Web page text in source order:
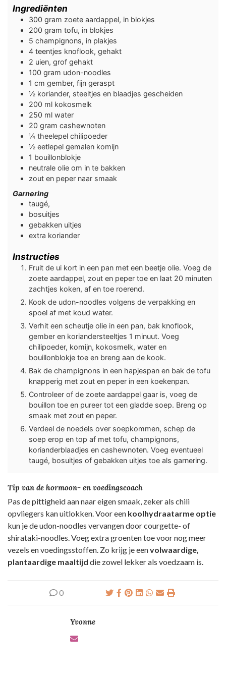
Ingrediënten
300 gram zoete aardappel, in blokjes
200 gram tofu, in blokjes
5 champignons, in plakjes
4 teentjes knoflook, gehakt
2 uien, grof gehakt
100 gram udon-noodles
1 cm gember, fijn geraspt
½ koriander, steeltjes en blaadjes gescheiden
200 ml kokosmelk
250 ml water
20 gram cashewnoten
¼ theelepel chilipoeder
½ eetlepel gemalen komijn
1 bouillonblokje
neutrale olie om in te bakken
zout en peper naar smaak
Garnering
taugé,
bosuitjes
gebakken uitjes
extra koriander
Instructies
Fruit de ui kort in een pan met een beetje olie. Voeg de
zoete aardappel, zout en peper toe en laat 20 minuten
zachtjes koken, af en toe roerend.
Kook de udon-noodles volgens de verpakking en
spoel af met koud water.
Verhit een scheutje olie in een pan, bak knoflook,
gember en koriandersteeltjes 1 minuut. Voeg
chilipoeder, komijn, kokosmelk, water en
bouillonblokje toe en breng aan de kook.
Bak de champignons in een hapjespan en bak de tofu
knapperig met zout en peper in een koekenpan.
Controleer of de zoete aardappel gaar is, voeg de
bouillon toe en pureer tot een gladde soep. Breng op
smaak met zout en peper.
Verdeel de noedels over soepkommen, schep de
soep erop en top af met tofu, champignons,
korianderblaadjes en cashewnoten. Voeg eventueel
taugé, bosuitjes of gebakken uitjes toe als garnering.
Tip van de hormoon- en voedingscoach
Pas de pittigheid aan naar eigen smaak, zeker als chili
opvliegers kan uitlokken. Voor een koolhydraatarme optie
kun je de udon-noodles vervangen door courgette- of
shirataki-noodles. Voeg extra groenten toe voor nog meer
vezels en voedingsstoffen. Zo krijg je eenvolwaardige,
plantaardige maaltijd die zowel lekker als voedzaam is.
0
Yvonne